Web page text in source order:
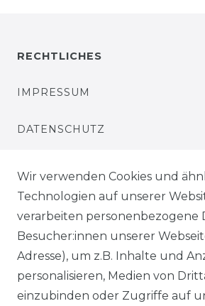
RECHTLICHES
IMPRESSUM
DATENSCHUTZ
AGB
SHOP
Wir verwenden Cookies und
Technologien auf unserer
verarbeiten personenbezogene
Besucher:innen unserer
Adresse), um z.B. Inhalte und
personalisieren, Medien von
einzubinden oder Zugriffe auf